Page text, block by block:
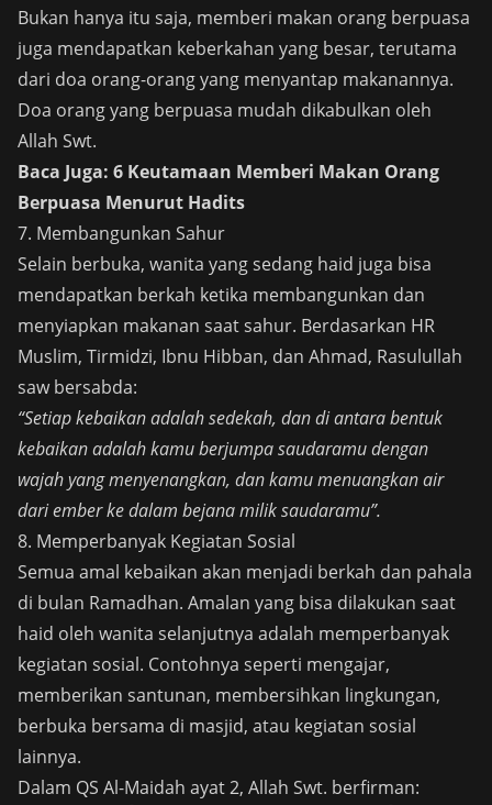
Bukan hanya itu saja, memberi makan orang berpuasa
juga mendapatkan keberkahan yang besar, terutama
dari doa orang-orang yang menyantap makanannya.
Doa orang yang berpuasa mudah dikabulkan oleh
Allah Swt.
Baca Juga: 6 Keutamaan Memberi Makan Orang
Berpuasa Menurut Hadits
7. Membangunkan Sahur
Selain berbuka, wanita yang sedang haid juga bisa
mendapatkan berkah ketika membangunkan dan
menyiapkan makanan saat sahur. Berdasarkan HR
Muslim, Tirmidzi, Ibnu Hibban, dan Ahmad, Rasulullah
saw bersabda:
“Setiap kebaikan adalah sedekah, dan di antara bentuk
kebaikan adalah kamu berjumpa saudaramu dengan
wajah yang menyenangkan, dan kamu menuangkan air
dari ember ke dalam bejana milik saudaramu”.
8. Memperbanyak Kegiatan Sosial
Semua amal kebaikan akan menjadi berkah dan pahala
di bulan Ramadhan. Amalan yang bisa dilakukan saat
haid oleh wanita selanjutnya adalah memperbanyak
kegiatan sosial. Contohnya seperti mengajar,
memberikan santunan, membersihkan lingkungan,
berbuka bersama di masjid, atau kegiatan sosial
lainnya.
Dalam QS Al-Maidah ayat 2, Allah Swt. berfirman: